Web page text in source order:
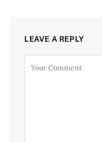
LEAVE A REPLY